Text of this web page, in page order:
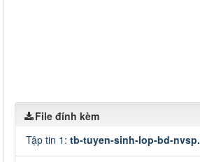
File đính kèm
Tập tin 1: tb-tuyen-sinh-lop-bd-